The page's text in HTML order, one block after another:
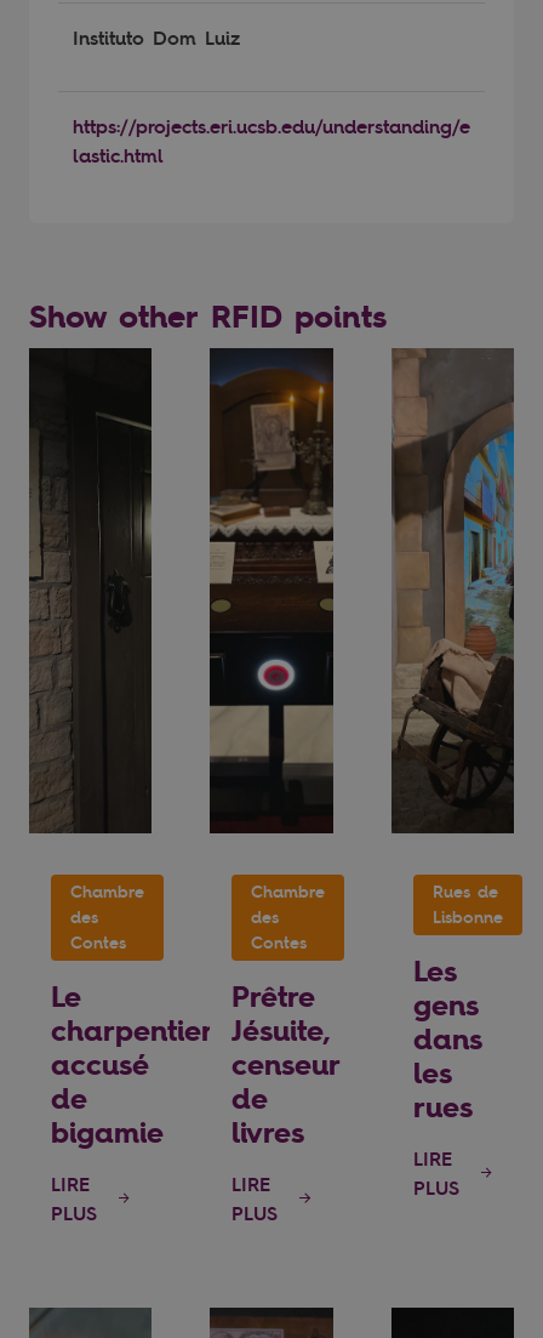
Instituto Dom Luiz
https://projects.eri.ucsb.edu/understanding/e
lastic.html
Show other RFID points
Chambre
des
Contes
Le
charpentier
accusé
de
bigamie
LIRE
PLUS
Chambre
des
Contes
Prêtre
Jésuite,
censeur
de
livres
LIRE
PLUS
Rues de
Lisbonne
Les
gens
dans
les
rues
LIRE
PLUS